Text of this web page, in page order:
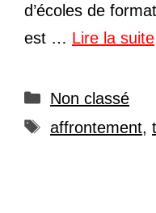
d’écoles de
est … Lire la suite
Catégories
Non classé
Étiquettes
affrontement,